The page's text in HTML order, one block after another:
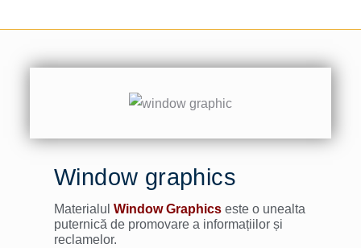
Window graphics
Materialul Window Graphics este o unealta
puternică de promovare a informațiilor și
reclamelor.